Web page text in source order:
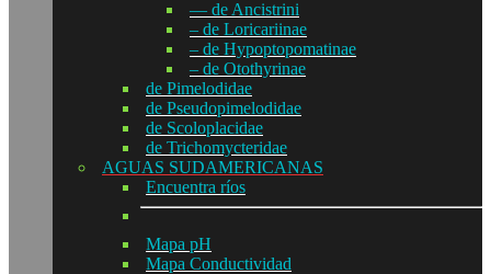
— de Ancistrini
– de Loricariinae
– de Hypoptopomatinae
– de Otothyrinae
de Pimelodidae
de Pseudopimelodidae
de Scoloplacidae
de Trichomycteridae
AGUAS SUDAMERICANAS
Encuentra ríos
Mapa pH
Mapa Conductividad